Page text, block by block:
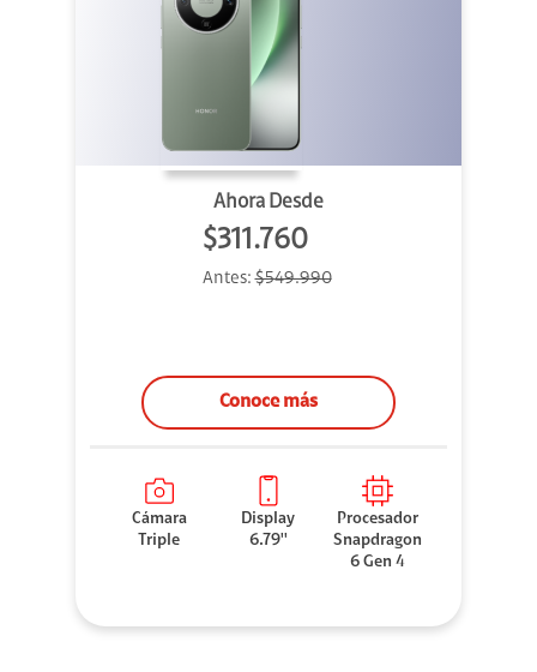
Ahora Desde
$311.760
Antes:$549.990
Conoce más
Cámara
Triple
Display
6.79''
Procesador
Snapdragon
6 Gen 4